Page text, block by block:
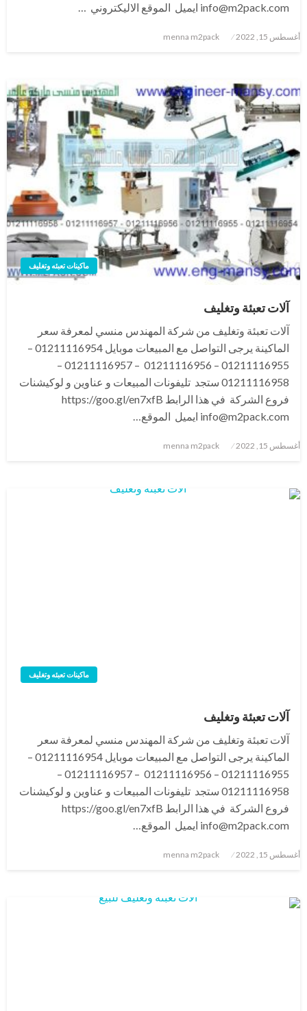
info@m2pack.com ايميل الموقع الاليكتروني …
نُشر
أغسطس 15, 2022 menna m2pack
ماكينات تعبئه وتغليف
آلات تعبئة وتغليف
آلات تعبئة وتغليف من شركة المهندس منسي لمعرفة سعر
الماكينة يرجى التواصل مع المبيعات موبايل 01211116954 –
01211116955 – 01211116956 – 01211116957 –
01211116958 ستجد تليفونات المبيعات و عناوين و لوكيشنات
فروع الشركة في هذا الرابط https://goo.gl/en7xfB
info@m2pack.com ايميل الموقع…
نُشر
أغسطس 15, 2022 menna m2pack
ماكينات تعبئه وتغليف
آلات تعبئة وتغليف
آلات تعبئة وتغليف من شركة المهندس منسي لمعرفة سعر
الماكينة يرجى التواصل مع المبيعات موبايل 01211116954 –
01211116955 – 01211116956 – 01211116957 –
01211116958 ستجد تليفونات المبيعات و عناوين و لوكيشنات
فروع الشركة في هذا الرابط https://goo.gl/en7xfB
info@m2pack.com ايميل الموقع…
نُشر
أغسطس 15, 2022 menna m2pack